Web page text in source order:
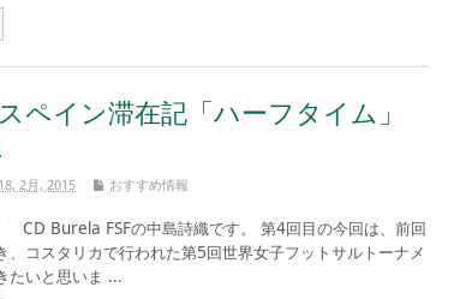
ペイン滞在記「ハーフタイム」
18, 2月, 2015 おすすめ情報
Burela FSFの中島詩織です。 第4回目の今回は、前回
、コスタリカで行われた第5回世界女子フットサルトーナメ
たいと思いま ...